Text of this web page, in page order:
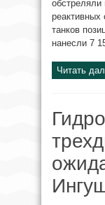
обстреляли
реактивных
танков
нанесли 7
Читать